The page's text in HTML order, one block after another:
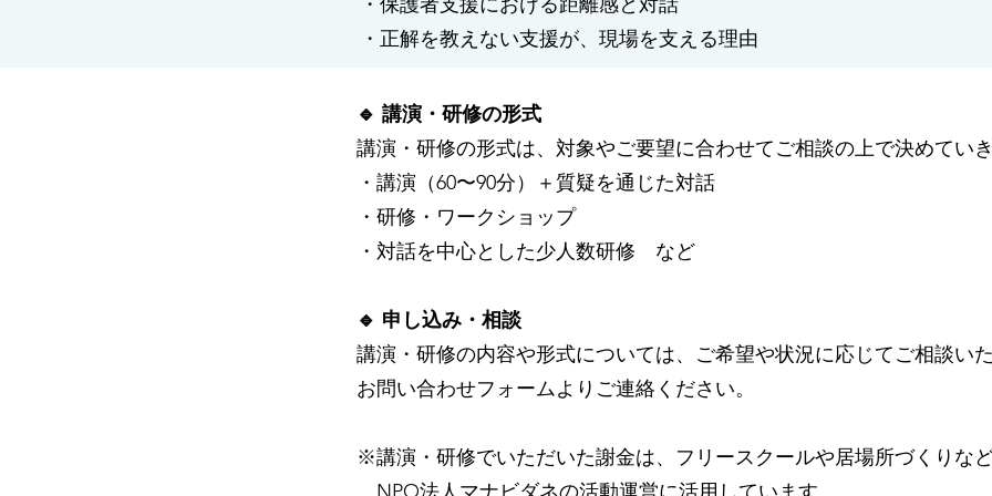
・正解を教えない支援が、現場を支える理由
🔹 講演・研修の形式
講演・研修の形式は、対象やご要望に合わせてご相談の上で決めていき
・講演（60〜90分）＋質疑を通じた対話
・研修・ワークショップ
・対話を中心とした少人数研修 など
🔹 申し込み・相談
講演・研修の内容や形式については、ご希望や状況に応じてご相談いた
お問い合わせフォームよりご連絡ください。
※講演・研修でいただいた謝金は、フリースクールや居場所づくりなど